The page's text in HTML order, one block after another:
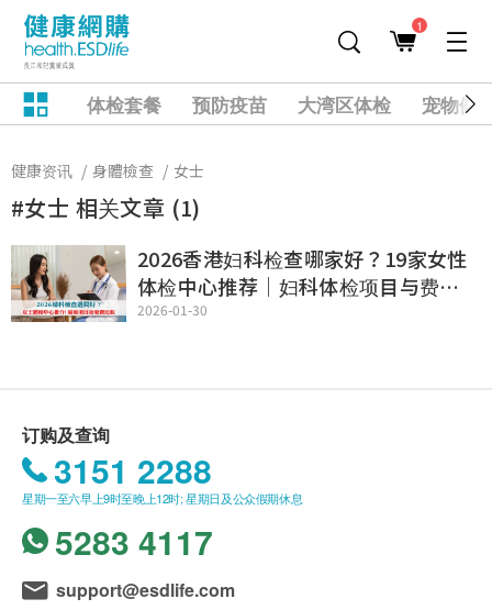
1
体检套餐 预防疫苗 大湾区体检 宠物健
健康资讯 身體檢查 女士
#女士 相关文章 (1)
2026香港妇科检查哪家好？19家女性
体检中心推荐｜妇科体检项目与费用
对比
2026-01-30
订购及查询
3151 2288
星期一至六早上9时至晚上12时; 星期日及公众假期休息
5283 4117
support@esdlife.com